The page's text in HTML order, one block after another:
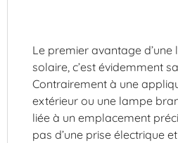
Le premier avantage
solaire, c’est évidemment
Contrairement à une
extérieur ou une lampe
liée à un emplacement
pas d’une prise électrique